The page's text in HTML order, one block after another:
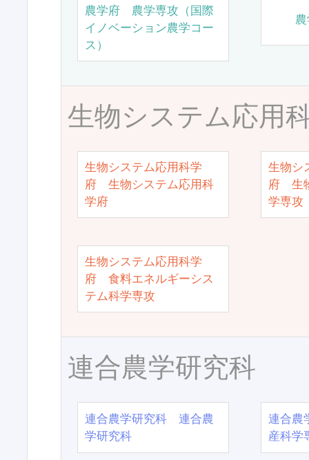
農学府 農学専攻（国際
イノベーション農学コー
ス）
生物システム応用
生物システム応用科学
府 生物システム応用科
学府
生物シ
府 生
学専攻
生物システム応用科学
府 食料エネルギーシス
テム科学専攻
連合農学研究科
連合農学研究科 連合農
学研究科
連合農
産科学